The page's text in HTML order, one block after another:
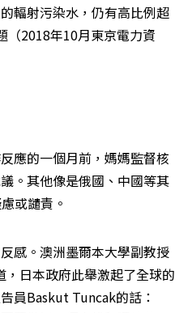
的輻射污染水，仍有高比例超
（2018年10月東京電力資
應的一個月前，媽媽監督核
。其他像是俄國、中國等其
或譴責。
感。澳洲墨爾本大學副教授
，日本政府此舉激起了全球的
員Baskut Tuncak的話：